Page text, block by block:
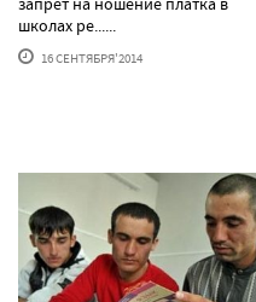
школах ре......
16 СЕНТЯБРЯ'2014